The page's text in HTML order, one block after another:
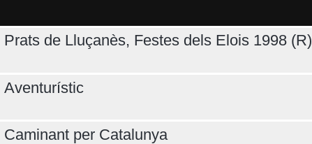
Dimecres 05 Dijous 06
Prats de Lluçanès, Festes dels Elois 1998 (R)
Aventurístic
Caminant per Catalunya